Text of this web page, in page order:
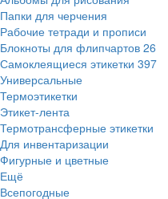
Папки для черчения
Рабочие тетради и прописи
Блокноты для флипчартов 26
Самоклеящиеся этикетки 397
Универсальные
Термоэтикетки
Этикет-лента
Термотрансферные этикетки
Для инвентаризации
Фигурные и цветные
Ещё
Всепогодные